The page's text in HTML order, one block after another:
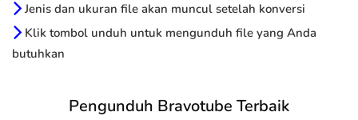
Jenis dan ukuran file akan muncul setelah konversi
Klik tombol unduh untuk mengunduh file yang Anda
butuhkan
Pengunduh Bravotube Terbaik